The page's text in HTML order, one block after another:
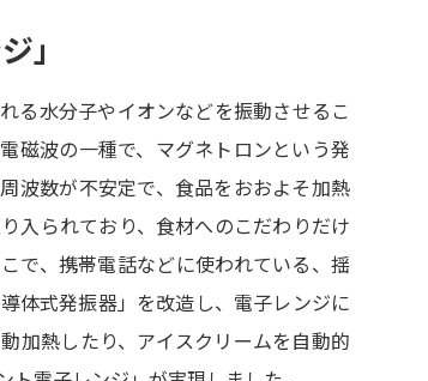
大学で学べる内容や特徴
新増設大学・学部・学科特集
データサイエンス特集
進路の３択
新学年スタート
新学年スタート号特集ページ（
SELFBRAND特集ページ
」
る水分子やイオンなどを振動させるこ
磁波の一種で、マグネトロンという発
波数が不安定で、食品をおおよそ加熱
入られており、食材へのこだわりだけ
で、携帯電話などに使われている、揺
体式発振器」を改造し、電子レンジに
加熱したり、アイスクリームを自動的